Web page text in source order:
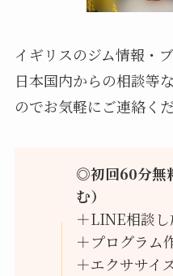
イギリスのジム情報・
日本国内からの相談等
のでお気軽にご連絡くだ
◎初回60分無
む）
＋LINE相談し
＋プログラム
＋エクササイ